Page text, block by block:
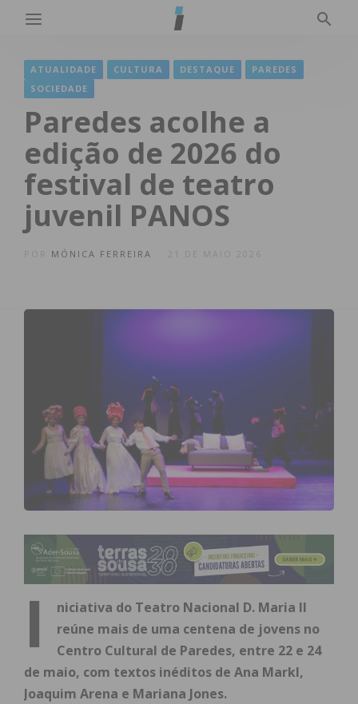
ATUALIDADE CULTURA DESTAQUE
PAREDES
SOCIEDADE
Paredes acolhe a
edição de 2026 do
festival de teatro
juvenil PANOS
MÓNICA FERREIRA 21 DE MAIO 2026
I
niciativa do Teatro Nacional D. Maria II
reúne mais de uma centena de jovens no
Centro Cultural de Paredes, entre 22 e 24
de maio, com textos inéditos de Ana Markl,
Joaquim Arena e Mariana Jones.